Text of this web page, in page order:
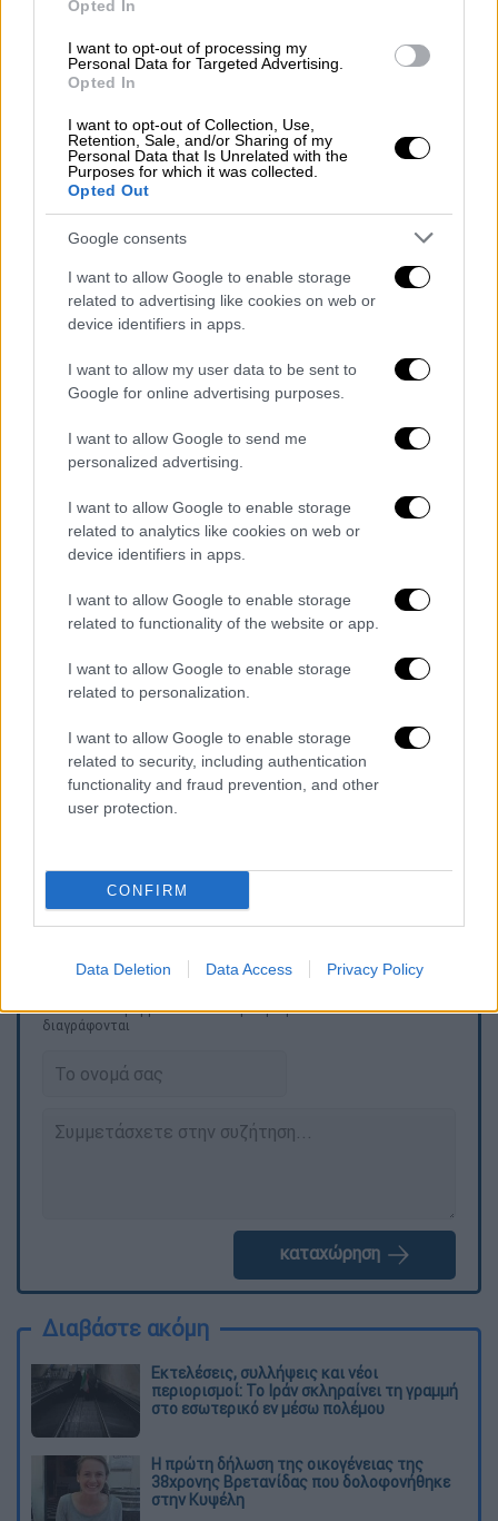
Opted In
I want to opt-out of processing my
Personal Data for Targeted Advertising.
Opted In
I want to opt-out of Collection, Use,
Retention, Sale, and/or Sharing of my
Personal Data that Is Unrelated with the
Purposes for which it was collected.
Opted Out
Google consents
I want to allow Google to enable storage
related to advertising like cookies on web or
device identifiers in apps.
I want to allow my user data to be sent to
Google for online advertising purposes.
I want to allow Google to send me
personalized advertising.
I want to allow Google to enable storage
related to analytics like cookies on web or
device identifiers in apps.
I want to allow Google to enable storage
related to functionality of the website or app.
I want to allow Google to enable storage
related to personalization.
I want to allow Google to enable storage
related to security, including authentication
functionality and fraud prevention, and other
user protection.
CONFIRM
Data Deletion Data Access Privacy Policy
TikToker Tzane
«Δυστυχώς, ο Τζάνε δεν είναι μαζί μας
πλέον. Έφυγε από κοντά μας χθες το
απόγευμα στο ταξίδι που έχουμε κάνει στην
Ιταλία. Προσευχηθείτε μαζί μας για την
ψυχούλα του να αναπαυθεί εν ειρήνη» γράφει
σε instagram story.
instagram story
ΕΘΝΟΣ θα παρεμβαίνει και τα προσβλητικά σχόλια θα
διαγράφονται
καταχώρηση
Διαβάστε ακόμη
Εκτελέσεις, συλλήψεις και νέοι
περιορισμοί: Το Ιράν σκληραίνει τη γραμμή
στο εσωτερικό εν μέσω πολέμου
Η πρώτη δήλωση της οικογένειας της
38χρονης Βρετανίδας που δολοφονήθηκε
στην Κυψέλη